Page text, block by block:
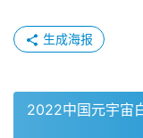
生成海报
2022中国元宇宙